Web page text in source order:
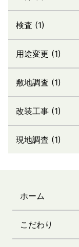
検査 (1)
用途変更 (1)
敷地調査 (1)
改装工事 (1)
現地調査 (1)
ホーム
こだわり